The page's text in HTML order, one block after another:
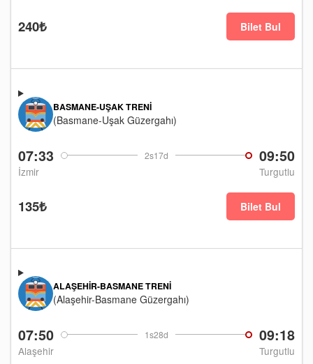
240₺ Bilet Bul
07:33 2s17d 09:50
İzmir Turgutlu
BASMANE-UŞAK TRENI
(Basmane-Uşak Güzergahı)
135₺ Bilet Bul
07:50 1s28d 09:18
Alaşehir Turgutlu
ALAŞEHIR-BASMANE TRENI
(Alaşehir-Basmane Güzergahı)